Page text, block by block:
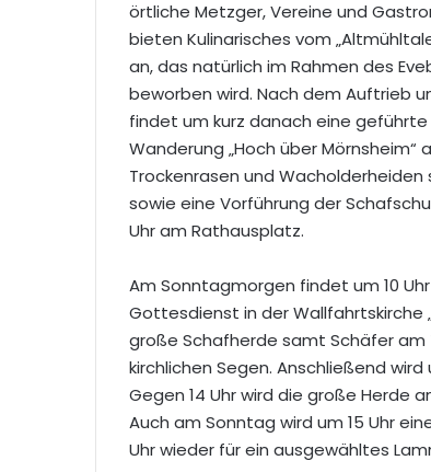
örtliche Metzger, Vereine und
bieten Kulinarisches vom
an, das natürlich im Rahmen des
beworben wird. Nach dem Auftrieb
findet um kurz danach eine geführte
Wanderung „Hoch über Mörnsheim“
Trockenrasen und
sowie eine Vorführung der
Uhr am Rathausplatz.
Am Sonntagmorgen findet um 10
Gottesdienst in der Wallfahrtskirche
große Schafherde samt Schäfer am
kirchlichen Segen. Anschließend
Gegen 14 Uhr wird die große Herde
Auch am Sonntag wird um 15 Uhr
Uhr wie­der für ein ausgewähltes